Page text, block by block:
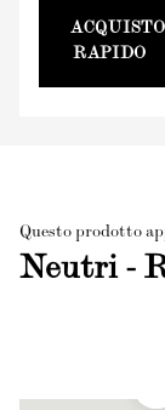
ACQUISTO
RAPIDO
Questo prodotto
Neutri -